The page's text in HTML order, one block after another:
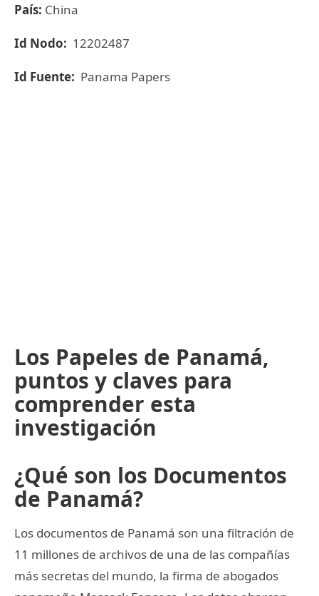
País: China
Id Nodo: 12202487
Id Fuente: Panama Papers
Los Papeles de Panamá,
puntos y claves para
comprender esta
investigación
¿Qué son los Documentos
de Panamá?
Los documentos de Panamá son una filtración de
11 millones de archivos de una de las compañías
más secretas del mundo, la firma de abogados